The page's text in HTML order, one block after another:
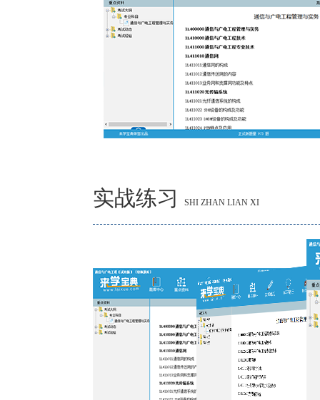
实战练习 SHI ZHAN LIAN XI